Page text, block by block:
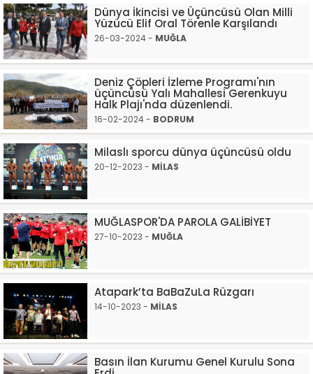
Dünya İkincisi ve Üçüncüsü Olan Milli
Yüzücü Elif Oral Törenle Karşılandı
26-03-2024 - MUĞLA
Deniz Çöpleri İzleme Programı'nın
üçüncüsü Yalı Mahallesi Gerenkuyu
Halk Plajı'nda düzenlendi.
16-02-2024 - BODRUM
Milaslı sporcu dünya üçüncüsü oldu
20-12-2023 - MİLAS
MUĞLASPOR'DA PAROLA GALİBİYET
27-10-2023 - MUĞLA
Atapark’ta BaBaZuLa Rüzgarı
14-10-2023 - MİLAS
Basın İlan Kurumu Genel Kurulu Sona